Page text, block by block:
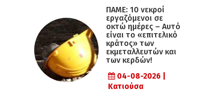
ΠΑΜΕ: 10 νεκροί
εργαζόμενοι σε
οκτώ ημέρες – Αυτό
είναι το «επιτελικό
κράτος» των
εκμεταλλευτών και
των κερδών!
04-08-2026 |
Κατιούσα